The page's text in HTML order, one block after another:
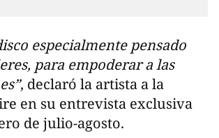
especialmente pensado
para empoderar a las
, declaró la artista a la
en su entrevista exclusiva
de julio-agosto.